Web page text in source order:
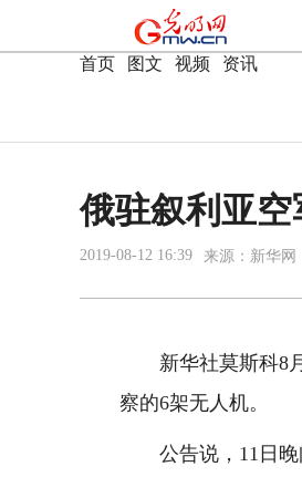
首页
图文 视频 资讯
俄驻叙利亚
2019-08-12 16:39 来源： 新华网
新华社莫斯科8月
察的6架无人机。
公告说，11日晚间